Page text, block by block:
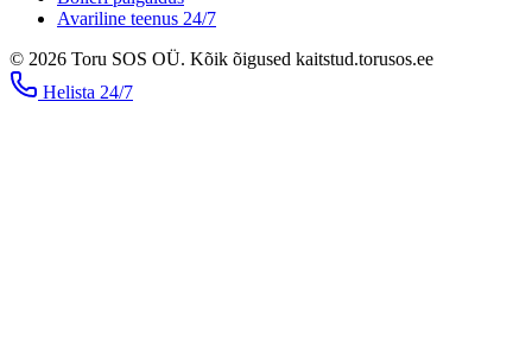
Avariline teenus 24/7
© 2026 Toru SOS OÜ. Kõik õigused kaitstud.torusos.ee
Helista 24/7